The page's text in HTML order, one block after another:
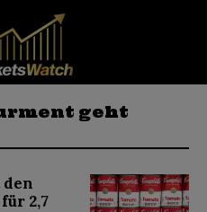
geht
2,7